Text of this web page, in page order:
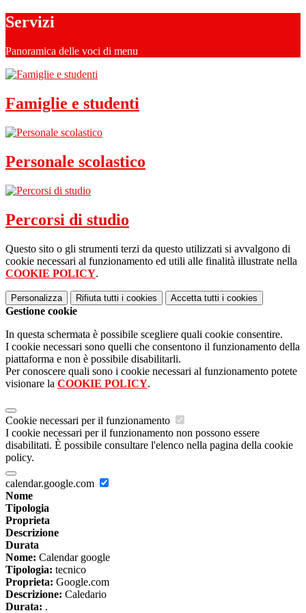
Servizi
Panoramica delle voci di menu
Famiglie e studenti
Personale scolastico
Percorsi di studio
Questo sito o gli strumenti terzi da questo utilizzati si avvalgono di
cookie necessari al funzionamento ed utili alle finalità illustrate nella
COOKIE POLICY.
Personalizza Rifiuta tutti i cookies Accetta tutti i cookies
Gestione cookie
In questa schermata è possibile scegliere quali cookie consentire.
I cookie necessari sono quelli che consentono il funzionamento della
piattaforma e non è possibile disabilitarli.
Per conoscere quali sono i cookie necessari al funzionamento potete
visionare la COOKIE POLICY.
Cookie necessari per il funzionamento
I cookie necessari per il funzionamento non possono essere
disabilitati. È possibile consultare l'elenco nella pagina della cookie
policy.
calendar.google.com
Nome
Tipologia
Proprieta
Descrizione
Durata
Nome: Calendar google
Tipologia: tecnico
Proprieta: Google.com
Descrizione: Caledario
Durata: .